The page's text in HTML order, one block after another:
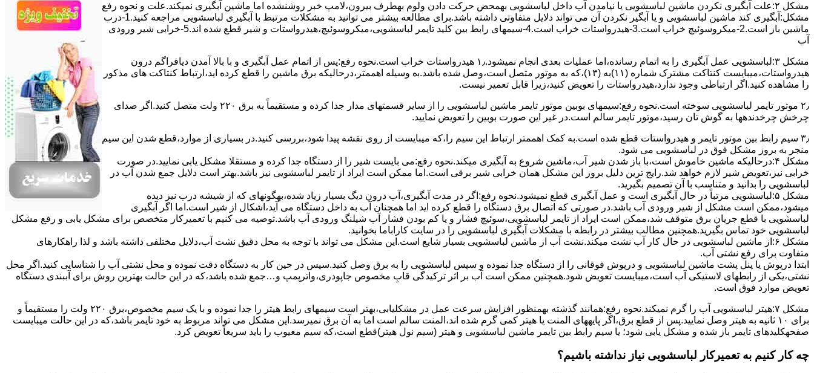
مشکل ۲:علت آبگیری نکردن ماشین لباسشویی یا نیامدن آب داخل لباسشویی بهمحض ﺣﺮﮐﺖ دادن وﻟﻮم بهطرف ﺑﯿﺮون،ﻻﻣﭗ ﺧﺒﺮ روشنشده اﻣﺎ ﻣﺎﺷﯿﻦ آﺑﮕﯿﺮی نمیکند.ﻋﻠﺖ و نحوه رﻓﻊ
مشکل:آبگیری کند ماشین لباسشویی و یا آبگیر نکردن آن می تواند دلایل متفاوتی داشته باشد.برای مطالعه بیشتر می توانید به مشکلات مرتبط با آبگیری لباسشویی مراجعه کنید.1-درب
ﻣﺎﺷﯿﻦ ﺑﺎز اﺳﺖ.2-ﻣﯿﮑﺮوﺳﻮﺋﯿﭻ ﺧﺮاب اﺳﺖ.3-ﻫﯿﺪرواﺳﺘﺎت ﺧﺮاب اﺳﺖ.4-سیمهای راﺑﻂ ﺑﯿﻦ ﮐﻠﯿﺪ ﺗﺎﯾﻤﺮ لباسشویی،ﻣﯿﮑﺮوﺳﻮﺋﯿﭻ،ﻫﯿﺪرواﺳﺘﺎت و ﺷﯿﺮ ﻗﻄﻊ ﺷﺪه اند.5-خرابی شیر ورودی
آب
مشکل ۳:لباسشویی ﻋﻤﻞ آﺑﮕﯿﺮی را ﺑﻪ اﺗﻤﺎم رﺳﺎﻧﺪه،اﻣﺎ ﻋﻤﻠﯿﺎت ﺑﻌﺪی اﻧﺠﺎم نمیشود.۱٫ ﻫﯿﺪرواﺳﺘﺎت ﺧﺮاب اﺳﺖ.نحوه رﻓﻊ:ﭘﺲ از اﺗﻤﺎم عمل آﺑﮕﯿﺮی و ﺑﺎ ﺑﺎﻻ آﻣﺪن دﯾﺎﻓﺮاﮔﻢ درون
ﻫﯿﺪرواﺳﺘﺎت،میبایست ﮐﻨﺘﺎﮐﺖ ﻣﺸﺘﺮک شماره (۱۱)به (۱۳)،ﮐﻪ ﺑﻪ ﻣﻮﺗﻮر ﻣﺘﺼﻞ اﺳﺖ،وﺻﻞ ﺷﺪه ﺑﺎﺷﺪ.ﺑه وسیله اهممتر،درحالیکه ﺑﺮق ﻣﺎﺷﯿﻦ را ﻗﻄﻊ کرده اید،ارﺗﺒﺎط ﮐﻨﺘﺎﮐﺖ ﻫﺎی ﻣﺬﮐﻮر
را ﻣﺸﺎﻫﺪه کنید.اﮔﺮ ارﺗﺒﺎطی وجود ندارد،ﻫﯿﺪرواﺳﺘﺎت را ﺗﻌﻮﯾﺾ ﮐﻨﯿﺪ،زﯾﺮا قابل ﺗﻌﻤﯿﺮ نیست.
۲٫ ﻣﻮﺗﻮر ﺗﺎﯾﻤﺮ لباسشویی ﺳﻮﺧﺘﻪ اﺳﺖ.نحوه رﻓﻊ:سیمهای ﺑﻮﺑﯿﻦ ﻣﻮﺗﻮر ﺗﺎﯾﻤﺮ ماشین لباسشویی را از ﺳﺎﯾﺮ قسمتهای ﻣﺪار ﺟﺪا کرده و مستقیماً ﺑﻪ برق ۲۲۰ وﻟﺖ ﻣﺘﺼﻞ کنید.اﮔﺮ ﺻﺪای
ﭼﺮﺧﺶ چرخدندهها به گوش تان رﺳﯿﺪ،ﻣﻮﺗﻮر ﺗﺎﯾﻤﺮ ﺳﺎﻟﻢ اﺳﺖ.در ﻏﯿﺮ اﯾﻦ ﺻﻮرت ﺑﻮﺑﯿﻦ را ﺗﻌﻮﯾﺾ ﻧﻤﺎﯾﯿﺪ.
۳٫ ﺳﯿﻢ راﺑﻂ ﺑﯿﻦ ﻣﻮﺗﻮر ﺗﺎﯾﻤﺮ و ﻫﯿﺪرواﺳﺘﺎت ﻗﻄﻊ ﺷﺪه اﺳﺖ.به کمک اهممتر ارﺗﺒﺎط اﯾﻦ ﺳﯿﻢ را،ﮐﻪ میبایست از روی ﻧﻘﺸﻪ ﭘﯿﺪا ﺷﻮد،بررسی ﮐﻨﯿﺪ.در ﺑﺴﯿﺎری از موارد،ﻗﻄﻊ ﺷﺪن اﯾﻦ ﺳﯿﻢ
ﻣﻨﺠﺮ ﺑﻪ ﺑﺮوز مشکل ﻓﻮق در لباسشویی می شود.
مشکل ۴:درحالیکه ﻣﺎﺷﯿﻦ ﺧﺎﻣﻮش اﺳﺖ،ﺑﺎ ﺑﺎز ﺷﺪن ﺷﯿﺮ آب،ﻣﺎﺷﯿﻦ ﺷﺮوع ﺑﻪ آﺑﮕﯿﺮی میکند.نحوه رﻓﻊ:می بایست ﺷﯿﺮ را از دستگاه جدا کرده و مستقلا مشکل یابی نمایید.در صورت
خرابی نیز،تعویض شیر لازم خواهد شد.رایج ترین دلیل بروز این مشکل همان خرابی شیر برقی است.اما ممکن است ایراد از تایمر لباسشویی نیز باشد.بهتر است دلایل جمع شدن آب در
لباسشویی را بدانید و متناسب با آن تصمیم بگیرید.
مشکل ۵:لباسشویی مرتباً در ﺣﺎل آﺑﮕﯿﺮی اﺳﺖ و ﻋﻤﻞ آﺑﮕﯿﺮی ﻗﻄﻊ نمیشود.نحوه رﻓﻊ:اﮔﺮ در ﻣﺪت آﺑﮕﯿﺮی،آب درون دﯾﮓ ﺑﺴﯿﺎر زﯾﺎد ﺷﺪه،بهگونهای ﮐﻪ از ﺷﯿﺸﻪ درب ﻧﯿﺰ دﯾﺪه
میشود،ممکن است مشکل از شیر ورودی آب باشد.در صورتی که اتصال برق دستگاه را قطع کرده اید اما همچنان آب به داخل دستگاه می آید،اشکال از شیر است.اما اگر آبگیری
لباسشویی با قطع جریان برق متوقف شد،ممکن است ایراد از تایمر لباسشویی،سوئیچ فشار و یا کم بودن فشار آب شیلنگ ورودی آب باشد.توصیه می کنیم با تعمیرکار متخصص برای مشکل یابی و رفع مشکل
لباسشویی خود تماس بگیرید.همچنین مطالب بیشتر در رابطه با مشکلات آبگیری لباسشویی را در سایت کاراباما بخوانید.
مشکل ۶:از ﻣﺎﺷﯿﻦ لباسشویی در ﺣﺎل ﮐﺎر آب ﻧﺸﺖ میکند.نشت آب از ماشین لباسشویی بسیار شایع است.این مشکل می تواند با توجه به محل دقیق نشت آب،دلایل مختلفی داشته باشد و لذا راهکارهای
متفاوت برای رفع نشتی آب.
ابتدا درپوش یا پنل ﭘﺸﺖ ﻣﺎﺷﯿﻦ لباسشویی و درپوش ﻓﻮﻗﺎﻧﯽ را از دستگاه ﺟﺪا ﻧﻤﻮده و ﺳﭙﺲ لباسشویی را ﺑﻪ ﺑﺮق وصل ﮐﻨﯿﺪ.سپس در حین کار به دستگاه دقت نموده و ﻣﺤﻞ نشتی آب را ﺷﻨﺎﺳﺎﯾﯽ کنید.اﮔﺮ ﻣﺤﻞ
نشتی،ﯾﮑﯽ از رابطهای ﻻﺳﺘﯿﮑﯽ آب اﺳﺖ،میبایست ﺗﻌﻮﯾﺾ شود.همچنین ﻣﻤﮑﻦ اﺳﺖ آب بر اثر ﺗﺮﮐﯿﺪﮔﯽ قابِ ﻣﺨﺼﻮص ﺟﺎﭘﻮدری،واترپمپ و…جمع شده ﺑﺎﺷﺪ،ﮐﻪ در این حالت بهترین روش برای آببندی دستگاه
ﺗﻌﻮﯾﺾ ﻣﻮارد ﻓﻮق اﺳﺖ.
مشکل ۷:ﻫﯿﺘﺮ لباسشویی آب را ﮔﺮم نمیکند.نحوه رﻓﻊ:ﻫﻤﺎﻧﻨﺪ ﮔﺬﺷﺘﻪ بهمنظور اﻓﺰاﯾﺶ ﺳﺮﻋﺖ ﻋﻤﻞ در مشکلیابی،بهتر است سیمهای راﺑﻂ ﻫﯿﺘﺮ را ﺟﺪا ﻧﻤﻮده و ﺑﺎ ﯾﮏ ﺳﯿﻢ ﻣﺨﺼﻮص،برق ۲۲۰ ولت را مستقیماً و
برای ۱۰ ﺛﺎﻧﯿﻪ ﺑﻪ ﻫﯿﺘﺮ وصل نمایید.ﭘﺲ از ﻗﻄﻊ ﺑﺮق،اﮔﺮ پایههای اﻟﻤﻨﺖ یا هیتر کمی ﮔﺮم ﺷﺪه اند،اﻟﻤﻨﺖ ﺳﺎﻟﻢ است اما ﺑﻪ آن ﺑﺮق نمیرسد.اﯾﻦ ﻣﺸﮑﻞ می تواند مربوط به ﺧﻮد ﺗﺎﯾﻤﺮ باشد،ﮐﻪ در این حالت میبایست
صفحهکلیدهای ﺗﺎﯾﻤﺮ باز شده و مشکل یابی شود؛ ﯾﺎ ﺳﯿﻢ راﺑﻂ ﺑﯿﻦ ﺗﺎﯾﻤﺮ ماشین لباسشویی و ﻫﯿﺘﺮ (سیم ﻧﻮل ﻫﯿﺘﺮ)ﻗﻄﻊ اﺳﺖ،ﮐﻪ ﺳﯿﻢ ﻣﻌﯿﻮب را ﺑﺎﯾﺪ سریعاً ﺗﻌﻮﯾﺾ کرد.
چه کار کنیم به تعمیرکار لباسشویی نیاز نداشته باشیم؟